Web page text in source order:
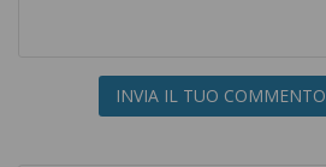
INVIA IL TUO COMMENTO